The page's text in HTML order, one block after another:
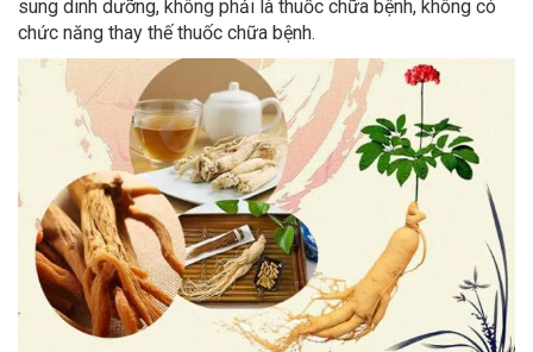
sung dinh dưỡng, không phải là thuốc chữa bệnh, không có
chức năng thay thế thuốc chữa bệnh.